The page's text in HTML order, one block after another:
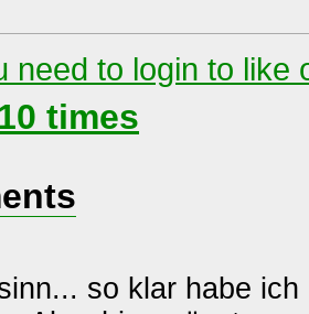
need to login to like
10 times
so klar habe